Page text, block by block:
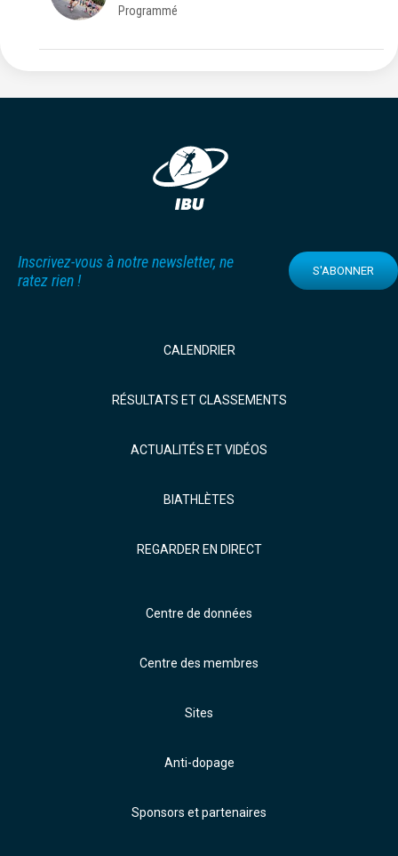
Programmé
Inscrivez-vous à notre newsletter, ne
ratez rien !
S'ABONNER
CALENDRIER
RÉSULTATS ET CLASSEMENTS
ACTUALITÉS ET VIDÉOS
BIATHLÈTES
REGARDER EN DIRECT
Centre de données
Centre des membres
Sites
Anti-dopage
Sponsors et partenaires